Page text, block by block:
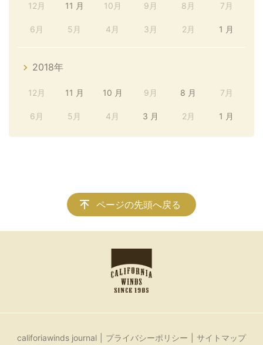
12月 11 月 10月 9月 8月 7月
6月 5月 4月 3月 2月 1 月
2018年
12月 11 月 10 月 9月 8 月 7月
6月 5月 4月 3 月 2月 1 月
ページの先頭へ戻る
califoriawinds journal プライバシーポリシー サイトマップ